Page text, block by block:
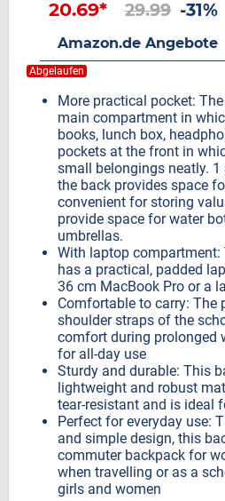
20.69* 29.99 -31%
Amazon.de Angebote
Abgelaufen
More practical pocket:
main compartment in
books, lunch box,
pockets at the front in
small belongings neatly.
the back provides space
convenient for storing
provide space for water
umbrellas.
With laptop
has a practical, padded
36 cm MacBook Pro or a
Comfortable to carry: The
shoulder straps of the
comfort during prolonged
for all-day use
Sturdy and durable: This
lightweight and robust
tear-resistant and is ideal
Perfect for everyday use:
and simple design, this
commuter backpack for
when travelling or as a
girls and women